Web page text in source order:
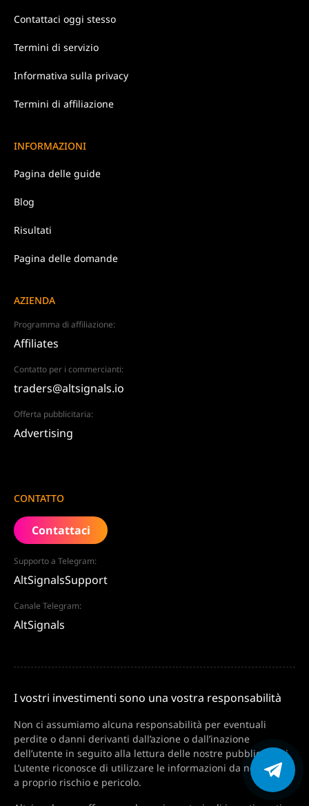
Contattaci oggi stesso
Termini di servizio
Informativa sulla privacy
Termini di affiliazione
INFORMAZIONI
Pagina delle guide
Blog
Risultati
Pagina delle domande
AZIENDA
Programma di affiliazione:
Affiliates
Contatto per i commercianti:
traders@altsignals.io
Offerta pubblicitaria:
Advertising
CONTATTO
Contattaci
Supporto a Telegram:
AltSignalsSupport
Canale Telegram:
AltSignals
I vostri investimenti sono una vostra responsabilità
Non ci assumiamo alcuna responsabilità per eventuali
perdite o danni derivanti dall’azione o dall’inazione
dell’utente in seguito alla lettura delle nostre pubblicazioni.
L’utente riconosce di utilizzare le informazioni da noi fornite
a proprio rischio e pericolo.